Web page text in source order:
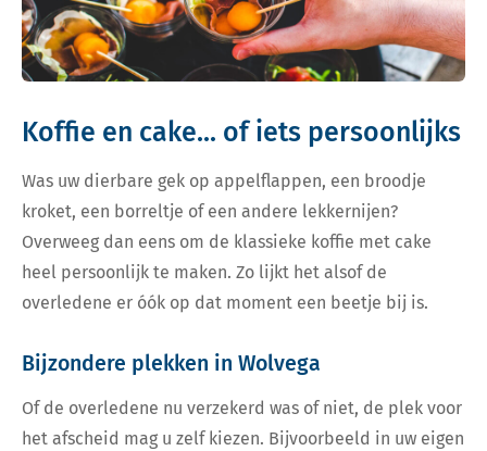
Koffie en cake... of iets persoonlijks
Was uw dierbare gek op appelflappen, een broodje
kroket, een borreltje of een andere lekkernijen?
Overweeg dan eens om de klassieke koffie met cake
heel persoonlijk te maken. Zo lijkt het alsof de
overledene er óók op dat moment een beetje bij is.
Bijzondere plekken in Wolvega
Of de overledene nu verzekerd was of niet, de plek voor
het afscheid mag u zelf kiezen. Bijvoorbeeld in uw eigen